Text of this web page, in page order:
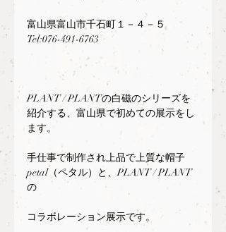
富山県富山市千石町１－４－５
Tel:076-491-6763
PLANT / PLANTの白磁のシリーズを
紹介する、富山県で初めての展示をし
ます。
手仕事で制作され上品で上質な帽子
petal（ペタル）と、PLANT / PLANT
の
コラボレーション展示です。